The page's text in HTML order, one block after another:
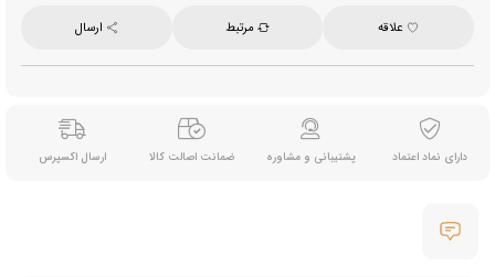
علاقه مرتبط ارسال
دارای نماد اعتماد پشتیبانی و مشاوره ضمانت اصالت کالا ارسال اکسپرس